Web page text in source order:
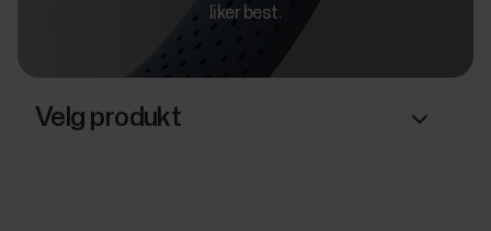
liker best.
Velg produkt